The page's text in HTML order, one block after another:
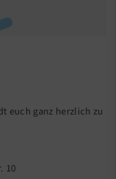
euch ganz herzlich zu
10